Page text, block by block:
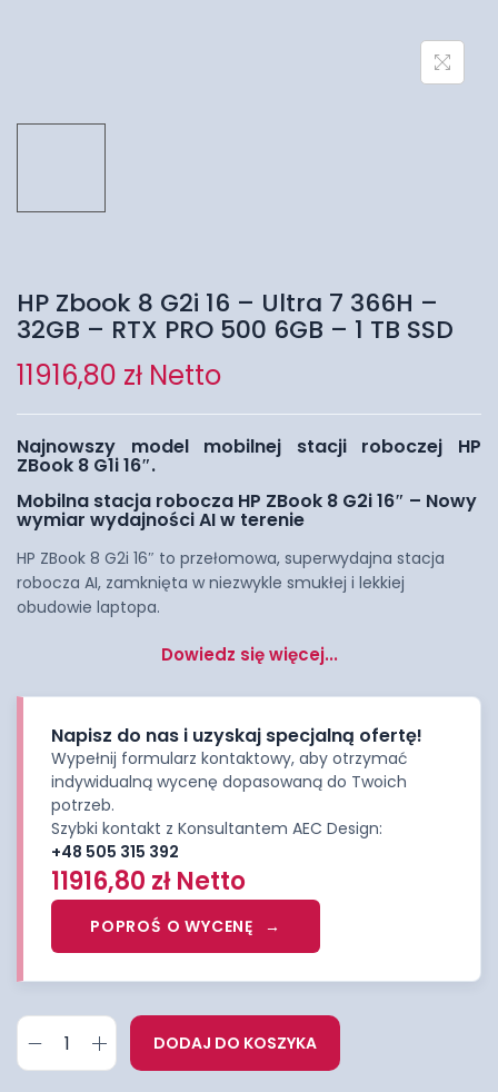
HP Zbook 8 G2i 16 – Ultra 7 366H –
32GB – RTX PRO 500 6GB – 1 TB SSD
11916,80 zł Netto
Najnowszy model mobilnej stacji roboczej HP
ZBook 8 G1i 16″.
Mobilna stacja robocza HP ZBook 8 G2i 16″ – Nowy
wymiar wydajności AI w terenie
HP ZBook 8 G2i 16″ to przełomowa, superwydajna stacja
robocza AI, zamknięta w niezwykle smukłej i lekkiej
obudowie laptopa.
Dowiedz się więcej...
Napisz do nas i uzyskaj specjalną ofertę!
Wypełnij formularz kontaktowy, aby otrzymać
indywidualną wycenę dopasowaną do Twoich
potrzeb.
Szybki kontakt z Konsultantem AEC Design:
+48 505 315 392
11916,80 zł Netto
POPROŚ O WYCENĘ
DODAJ DO KOSZYKA